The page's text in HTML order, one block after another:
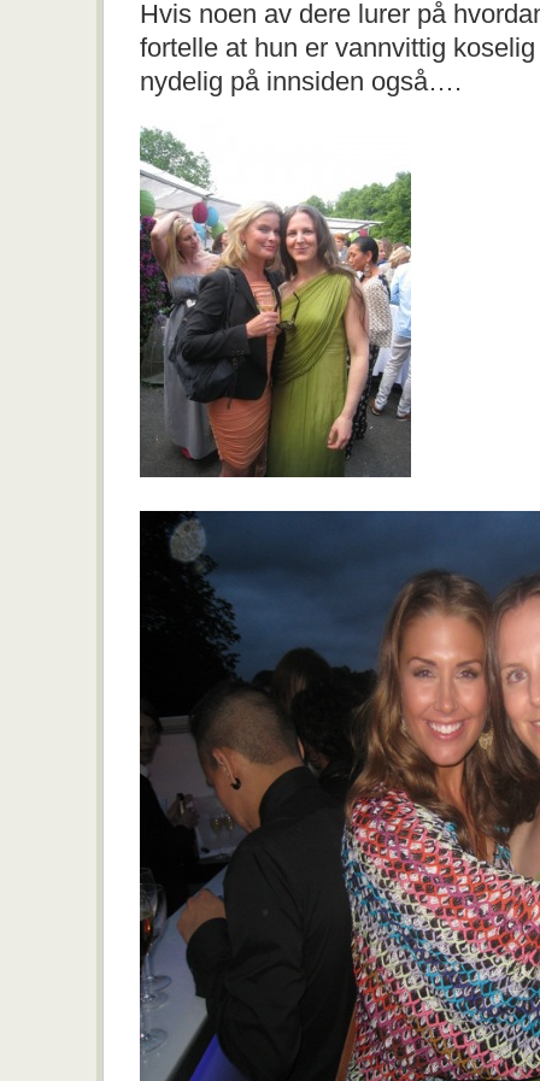
Hvis noen av dere lurer på
fortelle at hun er vannvittig
nydelig på innsiden også….